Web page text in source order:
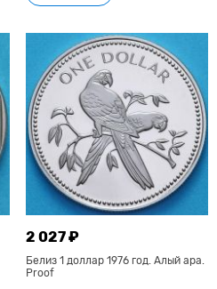
2 027 ₽
Белиз 1 доллар 1976 год. Алый ара.
Proof